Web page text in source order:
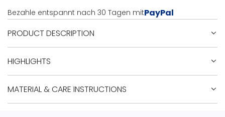
D
.
Bezahle entspannt nach 30 Tagen mitPayPal
PRODUCT DESCRIPTION
HIGHLIGHTS
MATERIAL & CARE INSTRUCTIONS